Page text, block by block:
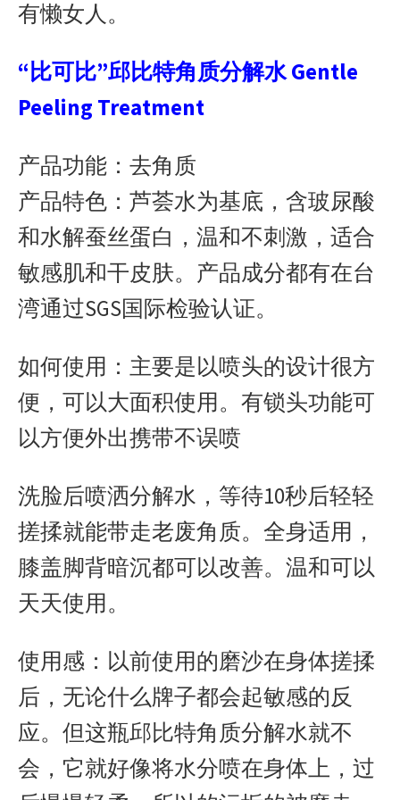
有懒女人。
“比可比”邱比特角质分解水 Gentle
Peeling Treatment
产品功能：去角质
产品特色：芦荟水为基底，含玻尿酸
和水解蚕丝蛋白，温和不刺激，适合
敏感肌和干皮肤。产品成分都有在台
湾通过SGS国际检验认证。
如何使用：主要是以喷头的设计很方
便，可以大面积使用。有锁头功能可
以方便外出携带不误喷
洗脸后喷洒分解水，等待10秒后轻轻
搓揉就能带走老废角质。全身适用，
膝盖脚背暗沉都可以改善。温和可以
天天使用。
使用感：以前使用的磨沙在身体搓揉
后，无论什么牌子都会起敏感的反
应。但这瓶邱比特角质分解水就不
会，它就好像将水分喷在身体上，过